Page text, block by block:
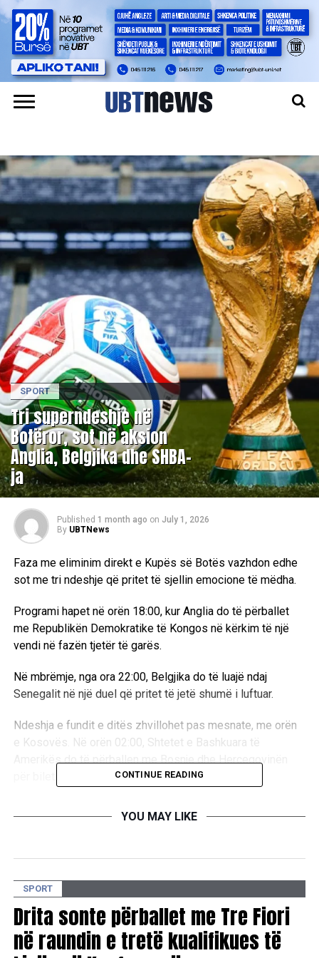
SPORT
Tri superndeshje në
Botëror, sot në aksion
Anglia, Belgjika dhe SHBA-
ja
Published 1 month ago on July 1, 2026
By UBTNews
Faza me eliminim direkt e Kupës së Botës vazhdon edhe
sot me tri ndeshje që pritet të sjellin emocione të mëdha.
Programi hapet në orën 18:00, kur Anglia do të përballet
me Republikën Demokratike të Kongos në kërkim të një
vendi në fazën tjetër të garës.
Në mbrëmje, nga ora 22:00, Belgjika do të luajë ndaj
Senegalit në një duel që pritet të jetë shumë i luftuar.
Ndeshja e fundit e ditës zhvillohet pas mesnate, me orën
e Kosovës. Në orën 02:00, Shtetet e Bashkuara të
Amerikës do të përballen me Bosnje dhe Hercegovinën
për biletën e radhës në fazën tjetër të Botërorit.
RELATED TOPICS:
UP NEXT
CONTINUE READING
YOU MAY LIKE
SPORT
Drita sonte përballet me Tre Fiori
në raundin e tretë kualifikues të